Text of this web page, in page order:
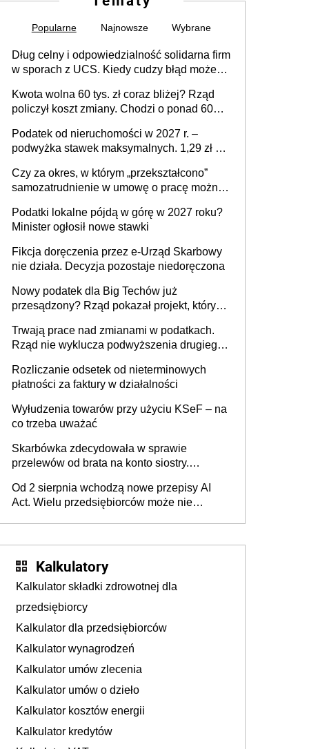
Popularne Najnowsze Wybrane
Dług celny i odpowiedzialność solidarna firm
w sporach z UCS. Kiedy cudzy błąd może
Kwota wolna 60 tys. zł coraz bliżej? Rząd
policzył koszt zmiany. Chodzi o ponad 60
Podatek od nieruchomości w 2027 r. –
podwyżka stawek maksymalnych. 1,29 zł za
budynków i lokali związanych z
prowadzeniem działalności gospodarczej
Czy za okres, w którym „przekształcono”
samozatrudnienie w umowę o pracę można
umowy cywilnoprawnej jedynym
racjonalnym wyjściem
Podatki lokalne pójdą w górę w 2027 roku?
Minister ogłosił nowe stawki
Fikcja doręczenia przez e-Urząd Skarbowy
nie działa. Decyzja pozostaje niedoręczona
Nowy podatek dla Big Techów już
przesądzony? Rząd pokazał projekt, który
Trwają prace nad zmianami w podatkach.
Rząd nie wyklucza podwyższenia drugiego
Rozliczanie odsetek od nieterminowych
płatności za faktury w działalności
Wyłudzenia towarów przy użyciu KSeF – na
co trzeba uważać
Skarbówka zdecydowała w sprawie
przelewów od brata na konto siostry.
darowizna, ale podatku jednak nie będzie
Od 2 sierpnia wchodzą nowe przepisy AI
Act. Wielu przedsiębiorców może nie
Kalkulatory
Kalkulator składki zdrowotnej dla
przedsiębiorcy
Kalkulator dla przedsiębiorców
Kalkulator wynagrodzeń
Kalkulator umów zlecenia
Kalkulator umów o dzieło
Kalkulator kosztów energii
Kalkulator kredytów